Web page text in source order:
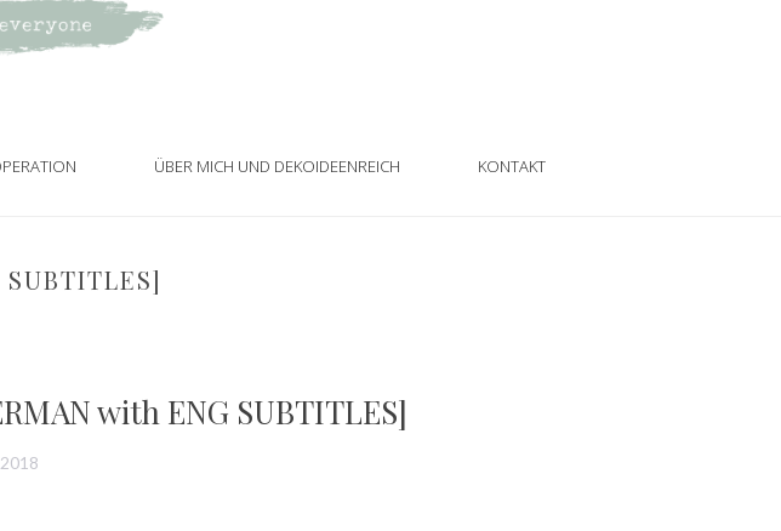
ÜBER MICH UND DEKOIDEENREICH KONTAKT
with ENG SUBTITLES]